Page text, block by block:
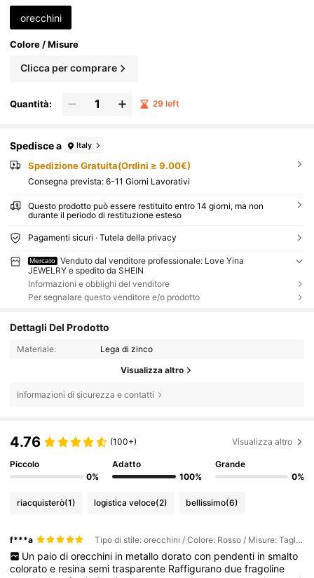
orecchini
Colore / Misure
Clicca per comprare
Quantità: 29 left
Spedisce a Italy
Spedizione Gratuita(Ordini ≥ 9.00€)
Consegna prevista: 6-11 Giorni Lavorativi
Questo prodotto può essere restituito entro 14 giorni, ma non
durante il periodo di restituzione esteso
Pagamenti sicuri · Tutela della privacy
Mercato
Venduto dal venditore professionale: Love Yina
JEWELRY e spedito da SHEIN
Informazioni e obblighi del venditore
Per segnalare questo venditore e/o prodotto
Dettagli Del Prodotto
Materiale: Lega di zinco
Visualizza altro
Informazioni di sicurezza e contatti
4.76 (100+) Visualizza altro
Piccolo
0%
Adatto
100%
Grande
0%
riacquisterò(1) logistica veloce(2) bellissimo(6)
f***a Tipo di stile: orecchini / Colore: Rosso / Misure: Tagli Unica
Un paio di orecchini in metallo dorato con pendenti in smalto
coloratoe resinasemitrasparente Raffiguranoduefragoline